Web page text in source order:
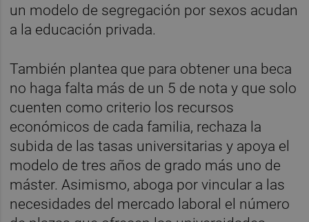
un modelo de segregación por sexos acudan
a la educación privada.
También plantea que para obtener una beca
no haga falta más de un 5 de nota y que solo
cuenten como criterio los recursos
económicos de cada familia, rechaza la
subida de las tasas universitarias y apoya el
modelo de tres años de grado más uno de
máster. Asimismo, aboga por vincular a las
necesidades del mercado laboral el número